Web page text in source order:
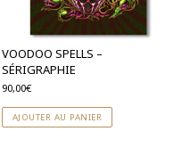
VOODOO SPELLS –
SÉRIGRAPHIE
90,00€
AJOUTER AU PANIER